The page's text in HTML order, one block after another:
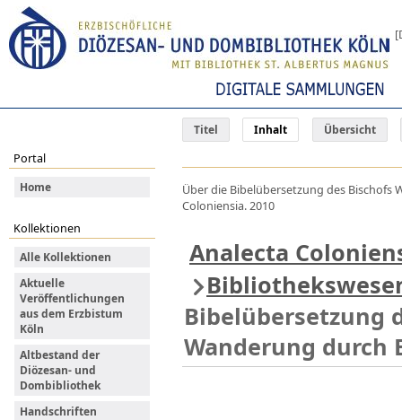
Titel Inhalt Übersicht
Portal
Home
Kollektionen
Alle Kollektionen
Aktuelle
Veröffentlichungen
aus dem Erzbistum
Köln
Altbestand der
Diözesan- und
Dombibliothek
Handschriften
Über die Bibelübersetzung des
Coloniensia. 2010
Analecta
Bibelübersetzung
Wanderung durch